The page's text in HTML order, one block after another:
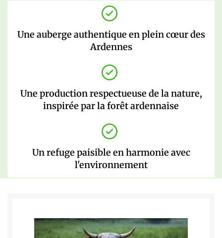
Une auberge authentique en plein cœur des
Ardennes
Une production respectueuse de la nature,
inspirée par la forêt ardennaise
Un refuge paisible en harmonie avec
l'environnement